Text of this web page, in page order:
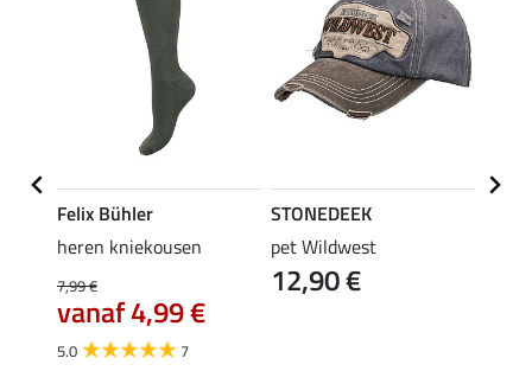
Felix Bühler
heren kniekousen
7,99 €
vanaf 4,99 €
5.0 7
STONEDEEK
pet Wildwest
12,90 €